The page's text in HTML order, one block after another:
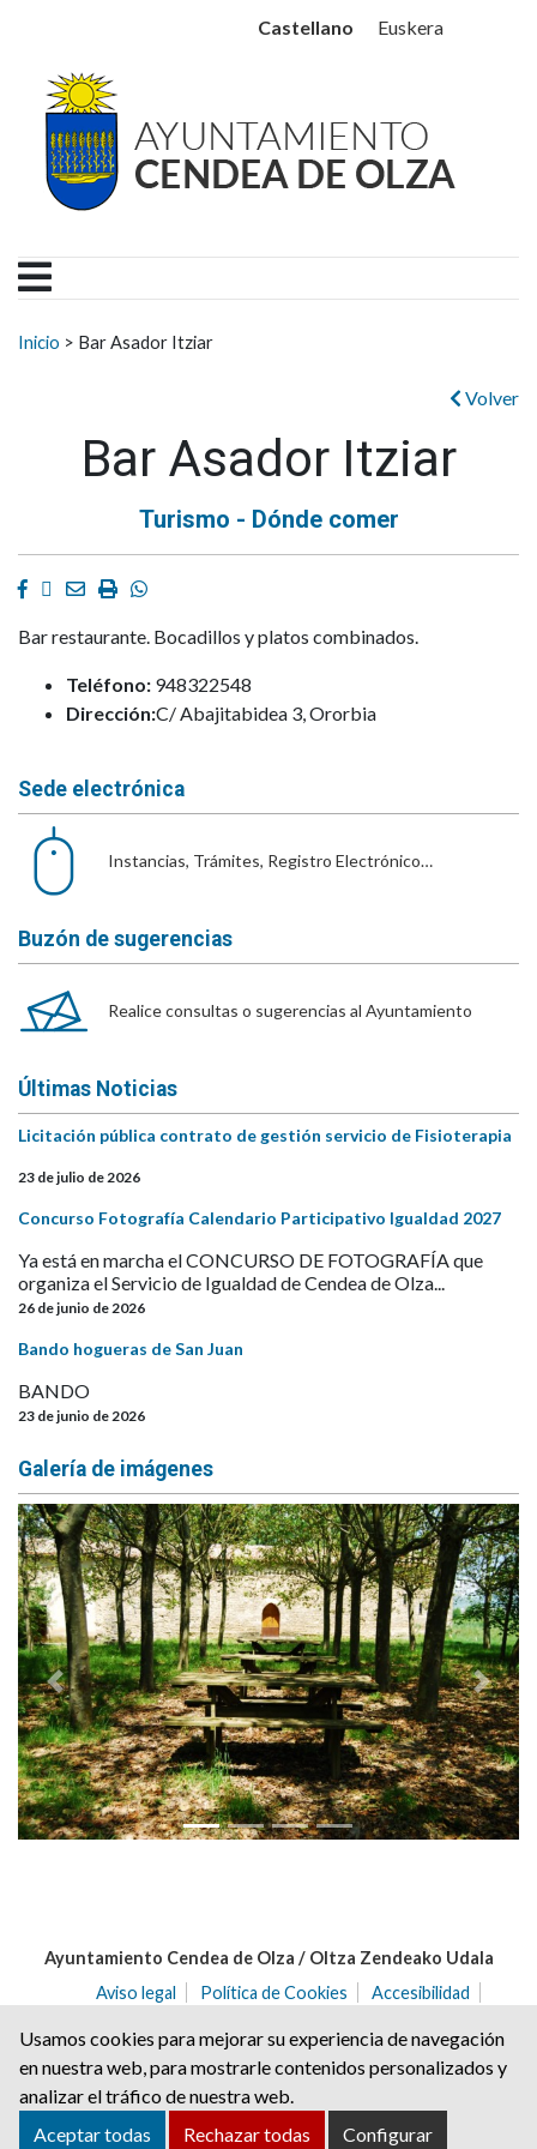
Ayuntamiento Cendea
Castellano Euskera
Buscar:
Inicio > Bar Asador Itziar
Volver
Bar Asador Itziar
Turismo - Dónde comer
Facebook
Twitter
EmailImprimirWhatsapp
Bar restaurante. Bocadillos y platos combinados.
Teléfono: 948322548
Dirección:C/ Abajitabidea 3, Ororbia
Sede electrónica
Instancias, Trámites, Registro Electrónico…
Buzón de sugerencias
Realice consultas o sugerencias al Ayuntamiento
Últimas Noticias
Licitación pública contrato de gestión servicio de Fisioterapia
23 de julio de 2026
Concurso Fotografía Calendario Participativo Igualdad 2027
Ya está en marcha el CONCURSO DE FOTOGRAFÍA que
organiza el Servicio de Igualdad de Cendea de Olza...
26 de junio de 2026
Bando hogueras de San Juan
BANDO
23 de junio de 2026
Galería de imágenes
Anterior
Ayuntamiento Cendea de Olza / Oltza Zendeako Udala
Aviso legal
Política de Cookies
Accesibilidad
C/ del Angulo nº 2 | C.P.: 31171 | Ororbia (NAVARRA)
Tel. 948 32 20 68 | Fax. 948 32 21 04
cendea@ayuntamientoolza.com
Usamos cookies para mejorar su experiencia de navegación
en nuestra web, para mostrarle contenidos personalizados y
analizar el tráfico de nuestra web.
Aceptar todas
Rechazar todas Configurar